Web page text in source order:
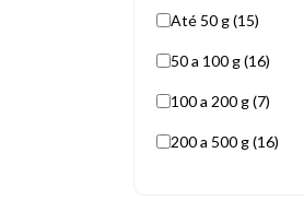
Até 50 g (15)
50 a 100 g (16)
100 a 200 g (7)
200 a 500 g (16)